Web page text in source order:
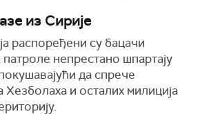
из Сирије
распоређени су бацачи
патроле непрестано шпартају
да спрече
и осталих милиција